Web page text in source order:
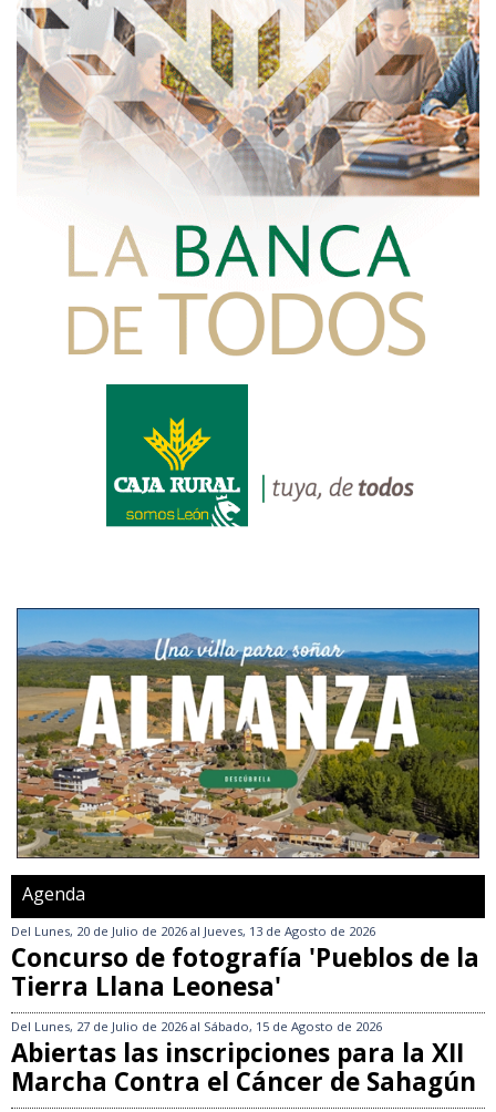
Agenda
Del Lunes, 20 de Julio de 2026 al Jueves, 13 de Agosto de 2026
Concurso de fotografía 'Pueblos de la
Tierra Llana Leonesa'
Del Lunes, 27 de Julio de 2026 al Sábado, 15 de Agosto de 2026
Abiertas las inscripciones para la XII
Marcha Contra el Cáncer de Sahagún